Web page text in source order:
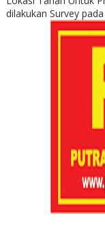
dilakukan Survey